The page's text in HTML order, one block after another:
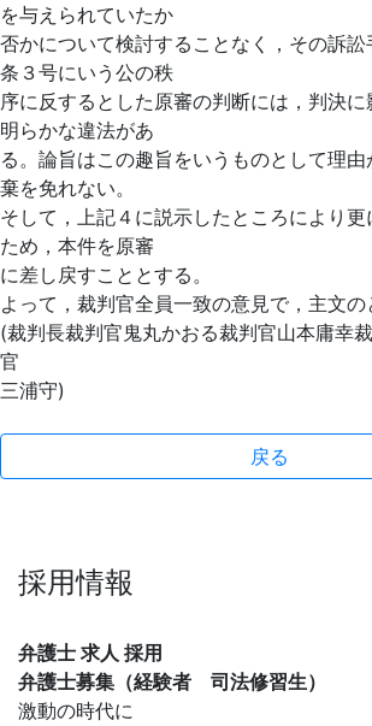
を与えられていたか
否かについて検討することなく，その訴訟
条３号にいう公の秩
序に反するとした原審の判断には，判決
明らかな違法があ
る。論旨はこの趣旨をいうものとして理
棄を免れない。
そして，上記４に説示したところにより
ため，本件を原審
に差し戻すこととする。
よって，裁判官全員一致の意見で，主文の
(裁判長裁判官鬼丸かおる裁判官山本庸幸
官
三浦守)
戻る
採用情報
弁護士 求人 採用
弁護士募集（経験者 司法修習生）
激動の時代に